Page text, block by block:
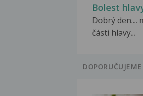
Bolest
Dobrý den....
části hlavy...
DOPORUČUJEME